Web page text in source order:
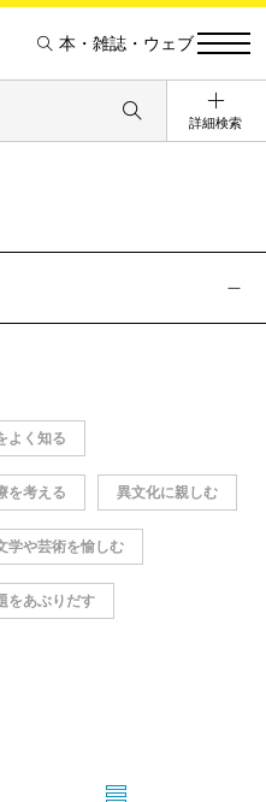
本・雑誌・ウェブ
詳細検索
よく知る
を考える 異文化に親しむ
学や芸術を愉しむ
をあぶりだす